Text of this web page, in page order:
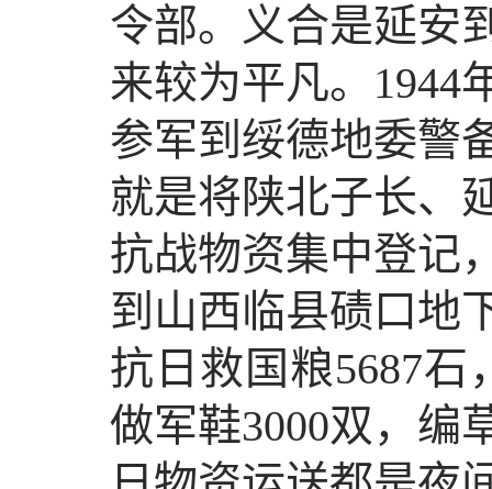
令部。义合是延安
来较为平凡。1944
参军到绥德地委警
就是将陕北子长、
抗战物资集中登记
到山西临县碛口地
抗日救国粮5687石
做军鞋3000双，编